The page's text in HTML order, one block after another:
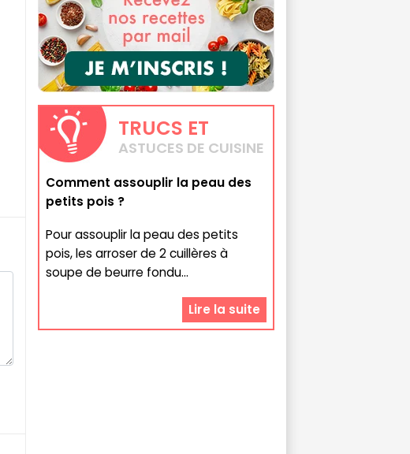
TRUCS ET
ASTUCES DE CUISINE
Comment assouplir la peau des
petits pois ?
Pour assouplir la peau des petits
pois, les arroser de 2 cuillères à
soupe de beurre fondu...
Lire la suite